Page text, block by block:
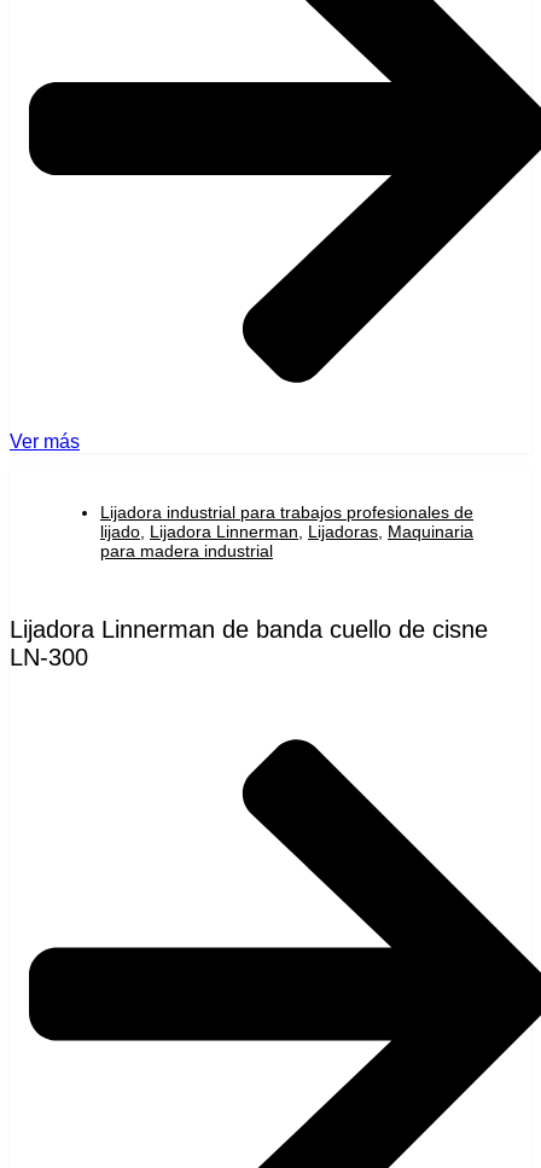
Ver más
Lijadora industrial para trabajos profesionales de
lijado, Lijadora Linnerman, Lijadoras, Maquinaria
para madera industrial
Lijadora Linnerman de banda cuello de cisne
LN-300